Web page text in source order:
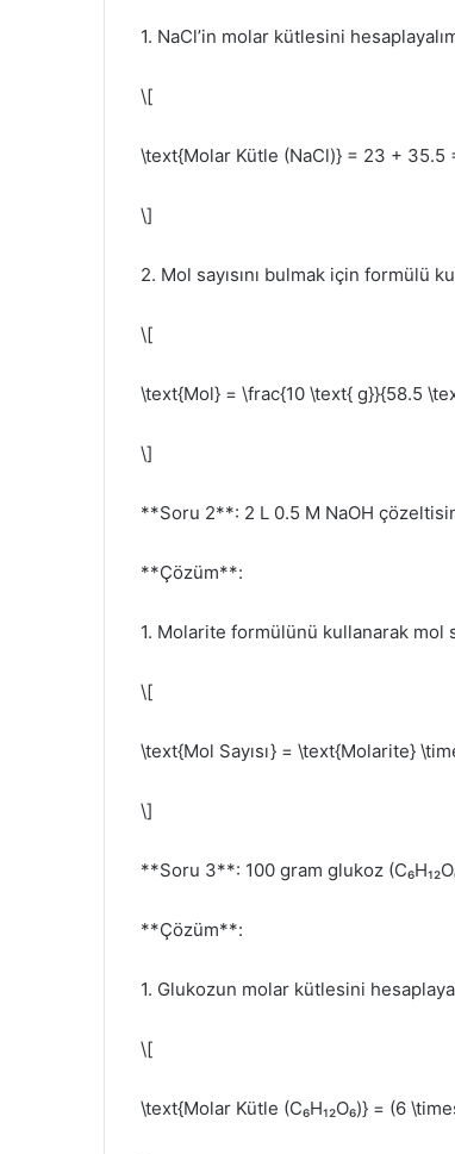
1. NaCl’in molar kütlesini
\[
\text{Molar Kütle (NaCl)} = 23 + 35.5
\]
2. Mol sayısını bulmak için formülü
\[
\text{Mol} = \frac{10 \text{ g}}{58.5
\]
**Soru 2**: 2 L 0.5 M NaOH
**Çözüm**:
1. Molarite formülünü kullanarak mol
\[
\text{Mol Sayısı} = \text{Molarite}
\]
**Soru 3**: 100 gram glukoz
**Çözüm**:
1. Glukozun molar kütlesini
\[
\text{Molar Kütle (C₆H₁₂O₆)} = (6